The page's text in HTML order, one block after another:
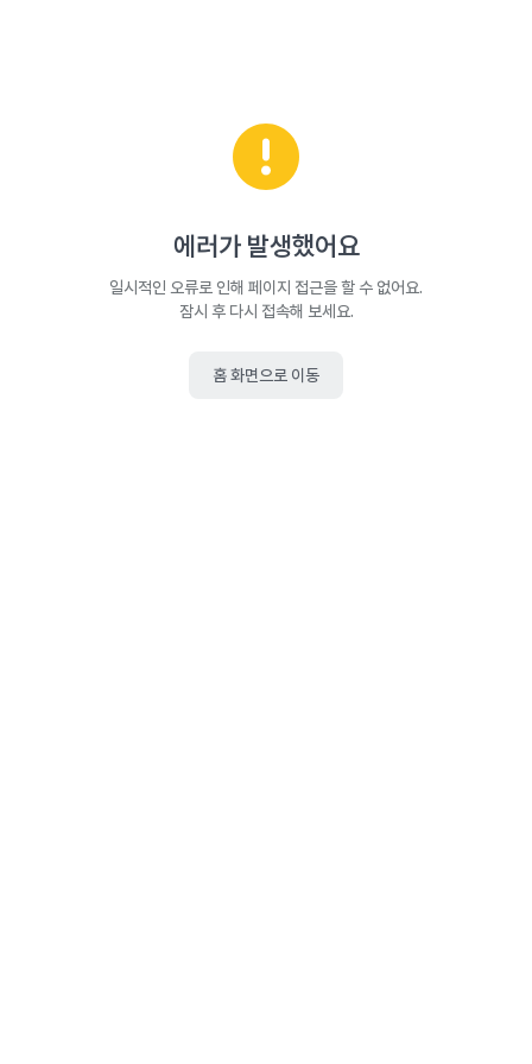
에러가 발생했어요
일시적인 오류로 인해 페이지 접근을 할 수 없어요.
잠시 후 다시 접속해 보세요.
홈 화면으로 이동